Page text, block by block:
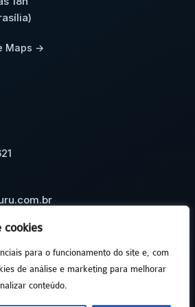
cookies
para o funcionamento do site e, com
de análise e marketing para melhorar
conteúdo.
Maps →
úteis